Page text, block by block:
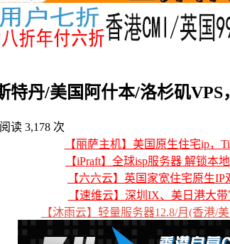
丹/美国阿什本/洛杉矶
阅读 3,178 次
【丽萨主机】美国原生住宅ip，
【iPraft】全球isp服务器 解锁本
【六六云】英国家宽住宅原生
【速维云】深圳IX、美日港大
【沐雨云】轻量服务器12.8/月(香港/